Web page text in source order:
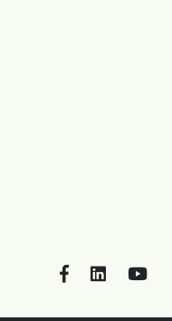
FacebookLinkedIn